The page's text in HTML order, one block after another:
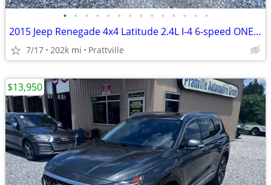
• • • • • • • • • • • • • •
2015 Jeep Renegade 4x4 Latitude 2.4L I-4 6-speed ONE OWNER
7/17 202k mi Prattville
$13,950